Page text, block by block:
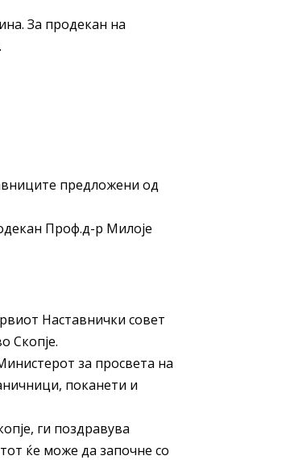
За продекан на
предложени од
Проф.д-р Милоје
Наставнички совет
Скопје.
за просвета на
поканети и
ги поздравува
ќе може да започне со